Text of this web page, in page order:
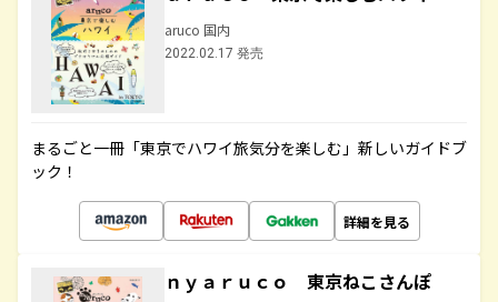
aruco 国内
2022.02.17 発売
まるごと一冊「東京でハワイ旅気分を楽しむ」新しいガイドブ
ック！
詳細を見る
ｎｙａｒｕｃｏ 東京ねこさんぽ